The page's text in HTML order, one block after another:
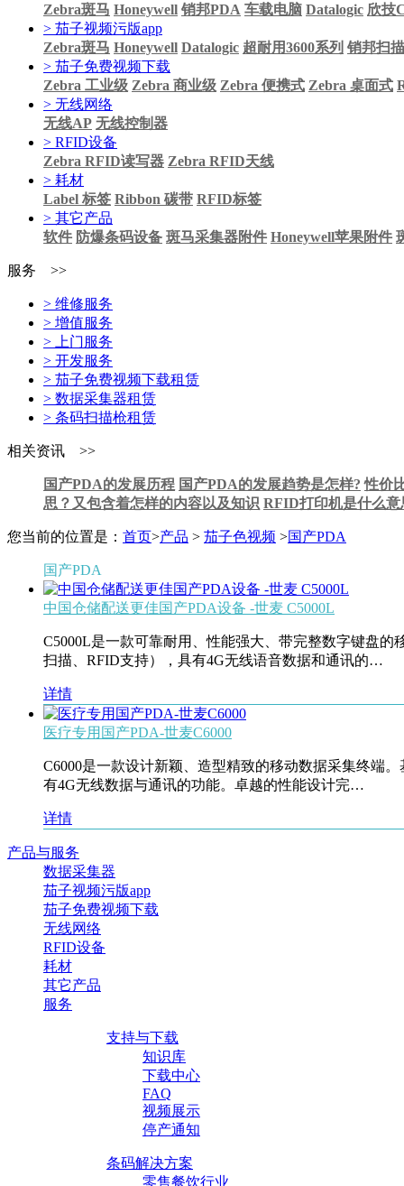
Zebra斑马 Honeywell 销邦PDA 车载电脑 Datalogic 欣技
> 茄子视频污版app
Zebra斑马 Honeywell Datalogic 超耐用3600系列 销邦扫
> 茄子免费视频下载
Zebra 工业级 Zebra 商业级 Zebra 便携式 Zebra 桌面式
> 无线网络
无线AP 无线控制器
> RFID设备
Zebra RFID读写器 Zebra RFID天线
> 耗材
Label 标签 Ribbon 碳带 RFID标签
> 其它产品
软件 防爆条码设备 斑马采集器附件 Honeywell苹果附件
服务 >>
> 维修服务
> 增值服务
> 上门服务
> 开发服务
> 茄子免费视频下载租赁
> 数据采集器租赁
> 条码扫描枪租赁
相关资讯 >>
国产PDA的发展历程 国产PDA的发展趋势是怎样? 性价
思？又包含着怎样的内容以及知识 RFID打印机是什么
您当前的位置是： 首页>产品 > 茄子色视频 >国产PDA
国产PDA
中国仓储配送更佳国产PDA设备 -世麦 C5000L
C5000L是一款可靠耐用、性能强大、带完整数字键盘的
扫描、RFID支持），具有4G无线语音数据和通讯的…
详情
医疗专用国产PDA-世麦C6000
C6000是一款设计新颖、造型精致的移动数据采集终端
有4G无线数据与通讯的功能。卓越的性能设计完…
详情
产品与服务
数据采集器
茄子视频污版app
茄子免费视频下载
无线网络
RFID设备
耗材
其它产品
服务
支持与下载
知识库
下载中心
FAQ
视频展示
停产通知
条码解决方案
零售餐饮行业